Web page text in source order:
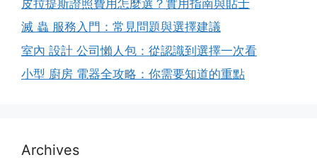
皮拉提斯證照費用怎麼選？實用指南與貼士
滅 蟲 服務入門：常見問題與選擇建議
室內 設計 公司懶人包：從認識到選擇一次看
小型 廚房 電器全攻略：你需要知道的重點
Archives